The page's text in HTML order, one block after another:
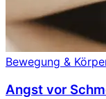
Bewegung &
Angst vor